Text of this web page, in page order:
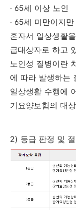
· 65세 이상 노인
· 65세 미만이지
혼자서 일상생활
급대상자로 하고
노인성 질병이란
에 따라 발생하는
일상생활 수행에
기요양보험의 대
2) 등급 판정 및